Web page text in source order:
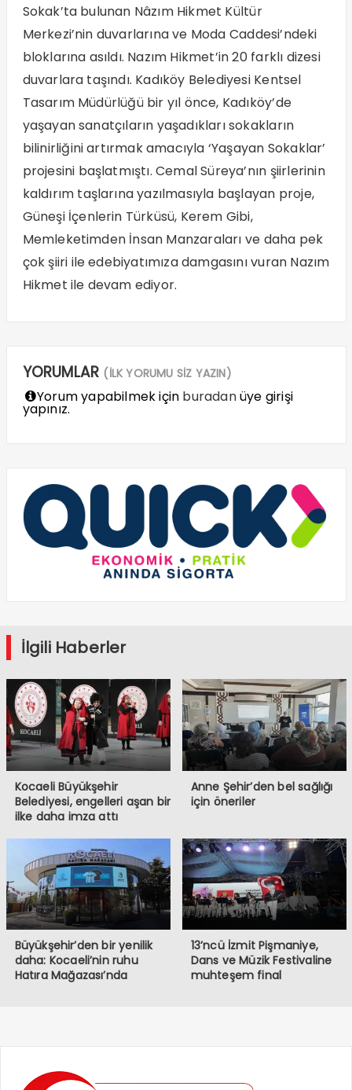
Sokak’ta bulunan Nâzım Hikmet Kültür
Merkezi’nin duvarlarına ve Moda Caddesi’ndeki
bloklarına asıldı. Nazım Hikmet’in 20 farklı dizesi
duvarlara taşındı. Kadıköy Belediyesi Kentsel
Tasarım Müdürlüğü bir yıl önce, Kadıköy’de
yaşayan sanatçıların yaşadıkları sokakların
bilinirliğini artırmak amacıyla ‘Yaşayan Sokaklar’
projesini başlatmıştı. Cemal Süreya’nın şiirlerinin
kaldırım taşlarına yazılmasıyla başlayan proje,
Güneşi İçenlerin Türküsü, Kerem Gibi,
Memleketimden İnsan Manzaraları ve daha pek
çok şiiri ile edebiyatımıza damgasını vuran Nazım
Hikmet ile devam ediyor.
YORUMLAR (İLK YORUMU SİZ YAZIN)
Yorum yapabilmek için buradanüye girişi
yapınız.
İlgili Haberler
Kocaeli Büyükşehir
Belediyesi, engelleri aşan bir
ilke daha imza attı
Anne Şehir’den bel sağlığı
için öneriler
Büyükşehir’den bir yenilik
daha: Kocaeli’nin ruhu
Hatıra Mağazası’nda
13’ncü İzmit Pişmaniye,
Dans ve Müzik Festivaline
muhteşem final